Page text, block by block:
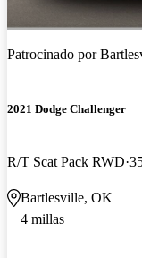
Patrocinado por
2021 Dodge Challenger
R/T Scat Pack RWD
Bartlesville, OK
4 millas